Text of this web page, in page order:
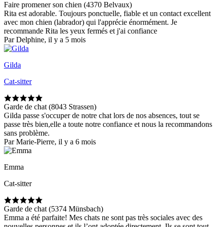
Faire promener son chien (4370 Belvaux)
Rita est adorable. Toujours ponctuelle, fiable et un contact excellent
avec mon chien (labrador) qui l'apprécie énormément. Je
recommande Rita les yeux fermés et j'ai confiance
Par Delphine, il y a 5 mois
Gilda
Cat-sitter
Garde de chat (8043 Strassen)
Gilda passe s'occuper de notre chat lors de nos absences, tout se
passe très bien,elle a toute notre confiance et nous la recommandons
sans problème.
Par Marie-Pierre, il y a 6 mois
Emma
Cat-sitter
Garde de chat (5374 Münsbach)
Emma a été parfaite! Mes chats ne sont pas très sociales avec des